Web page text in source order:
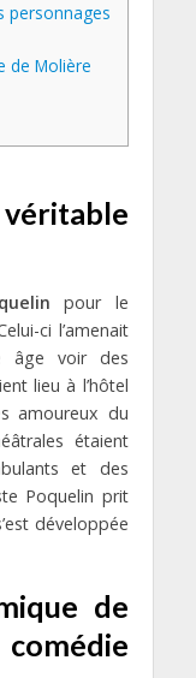
personnages
de Molière
pour le
ci l’amenait
âge voir des
lieu à l’hôtel
amoureux du
étaient
et des
Poquelin prit
développée
de